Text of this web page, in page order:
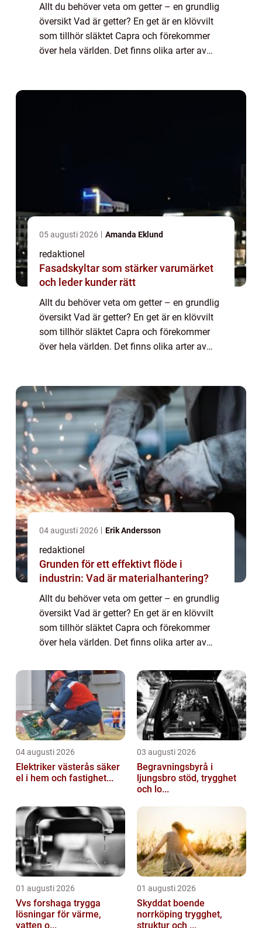
Allt du behöver veta om getter – en grundlig
översikt Vad är getter? En get är en klövvilt
som tillhör släktet Capra och förekommer
över hela världen. Det finns olika arter av
05 augusti 2026 Amanda Eklund
redaktionel
Fasadskyltar som stärker varumärket
och leder kunder rätt
Allt du behöver veta om getter – en grundlig
översikt Vad är getter? En get är en klövvilt
som tillhör släktet Capra och förekommer
över hela världen. Det finns olika arter av
04 augusti 2026 Erik Andersson
redaktionel
Grunden för ett effektivt flöde i
industrin: Vad är materialhantering?
Allt du behöver veta om getter – en grundlig
översikt Vad är getter? En get är en klövvilt
som tillhör släktet Capra och förekommer
över hela världen. Det finns olika arter av
tamgeten. Den tamgeten, Cap...
04 augusti 2026
Elektriker västerås säker
el i hem och fastighet...
03 augusti 2026
Begravningsbyrå i
ljungsbro stöd, trygghet
och lo...
01 augusti 2026
Vvs forshaga trygga
lösningar för värme,
vatten o...
01 augusti 2026
Skyddat boende
norrköping trygghet,
struktur och ...